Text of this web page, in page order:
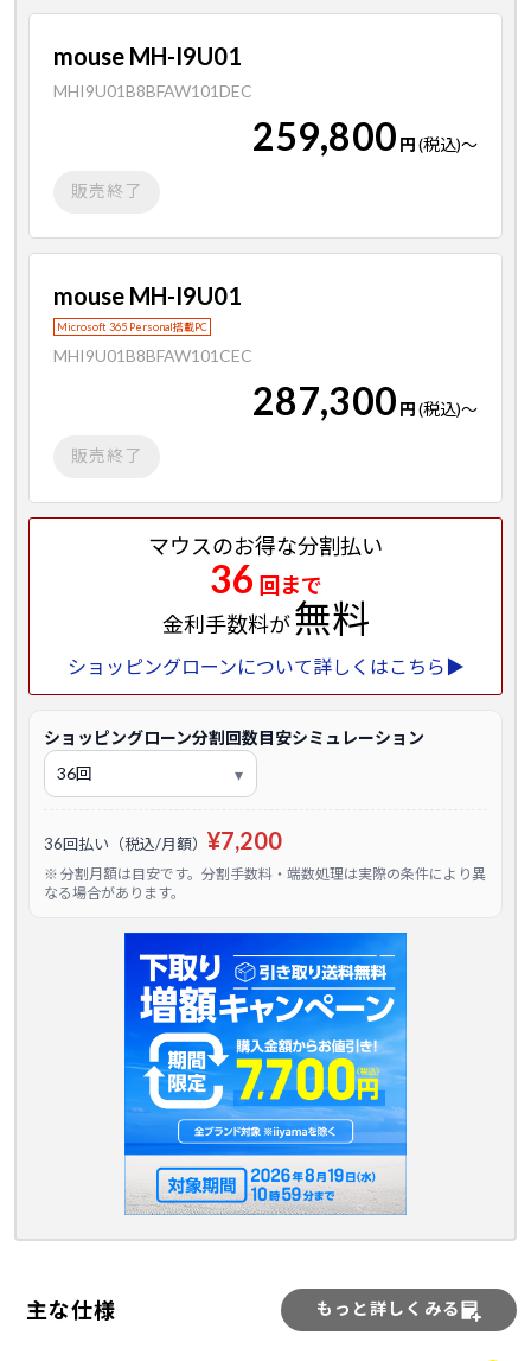
mouse MH-I9U01
MHI9U01B8BFAW101DEC
259,800 円(税込)～
販売終了
mouse MH-I9U01
Microsoft 365 Personal搭載PC
MHI9U01B8BFAW101CEC
287,300 円(税込)～
販売終了
マウスのお得な分割払い
36 回まで
金利手数料が無料
ショッピングローンについて詳しくはこちら▶
ショッピングローン分割回数目安シミュレーション
36回払い（税込/月額） ¥7,200
※ 分割月額は目安です。分割手数料・端数処理は実際の条件により異
なる場合があります。
主な仕様 もっと詳しくみる